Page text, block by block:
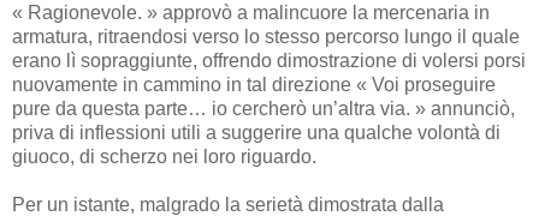
« Ragionevole. » approvò a malincuore la mercenaria in
armatura, ritraendosi verso lo stesso percorso lungo il quale
erano lì sopraggiunte, offrendo dimostrazione di volersi porsi
nuovamente in cammino in tal direzione « Voi proseguire
pure da questa parte… io cercherò un’altra via. » annunciò,
priva di inflessioni utili a suggerire una qualche volontà di
giuoco, di scherzo nei loro riguardo.
Per un istante, malgrado la serietà dimostrata dalla